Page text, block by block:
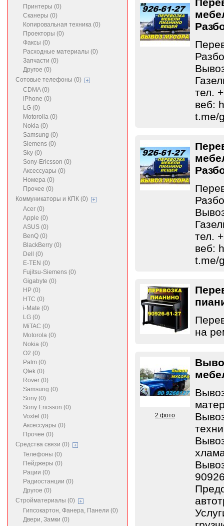
Принтеры (0)
Сканеры (0)
Копировальная техника (0)
Проекторы (0)
Факсы (0)
Расходные материалы (0)
Запчасти (0)
Другое (0)
Сотовые телефоны (0)
CDMA (0)
iPhone (0)
LG (0)
Motorolla (0)
Nokia (0)
Samsung (0)
Siemens (0)
Sky (0)
Sony-Ericsson (0)
Аксессуары (0)
Номера (0)
Прочее (0)
Коммуникаторы и КПК (0)
Acer (0)
Apple (0)
ASUS (0)
BenQ (0)
BlackBerry (0)
Dell (0)
E-TEN (0)
Fujitsu-Siemens (0)
Gigabyte (0)
HP (0)
HTC (0)
i-Mate (0)
LG (0)
MiTAC (0)
Motorola (0)
Nokia (0)
O2 (0)
Palm (0)
Qtek (0)
Rover (0)
Samsung (0)
Sony (0)
Sony Ericsson (0)
Voxtel (0)
Аксессуары (0)
Прочее (0)
Средства связи (0)
Телефоны (0)
Пейджеры (0)
Рации (0)
Радиостанции (0)
Другое (0)
Стройматериалы (0)
Гипсокартон, Фанера, Панели (0)
Двери, Замки (0)
тел.
веб:
t.me/
тел.
веб:
t.me/
на
2 фото